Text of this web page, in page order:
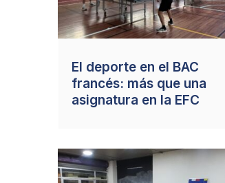
El deporte en el BAC
francés: más que una
asignatura en la EFC